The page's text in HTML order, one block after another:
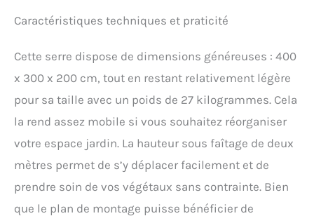
vos cultures. MARQUE
directe depuis notre
entrepôt dans la Loire
Caractéristiques techniques et praticité
Cette serre dispose de dimensions généreuses : 400
x 300 x 200 cm, tout en restant relativement légère
pour sa taille avec un poids de 27 kilogrammes. Cela
la rend assez mobile si vous souhaitez réorganiser
votre espace jardin. La hauteur sous faîtage de deux
mètres permet de s’y déplacer facilement et de
prendre soin de vos végétaux sans contrainte. Bien
que le plan de montage puisse bénéficier de